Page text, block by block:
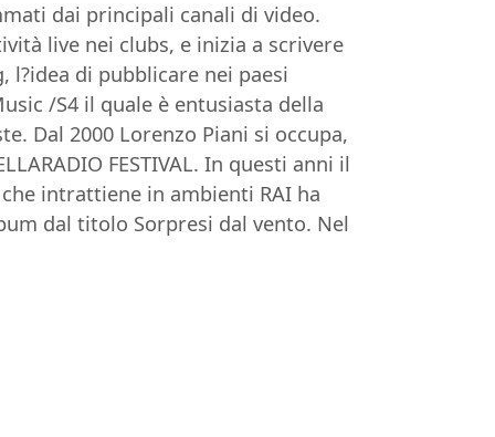
dai principali canali di video.
live nei clubs, e inizia a scrivere
l?idea di pubblicare nei paesi
/S4 il quale è entusiasta della
Dal 2000 Lorenzo Piani si occupa,
FESTIVAL. In questi anni il
intrattiene in ambienti RAI ha
dal titolo Sorpresi dal vento. Nel